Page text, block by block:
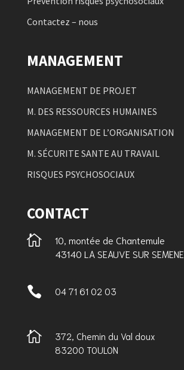
Contactez – nous
MANAGEMENT
MANAGEMENT DE PROJET
M. DES RESSOURCES HUMAINES
MANAGEMENT DE L’ORGANISATION
M. SÉCURITE SANTE AU TRAVAIL
RISQUES PSYCHOSOCIAUX
CONTACT

10, montée de Chantemule
43140 LA SEAUVE SUR SEMENE
 04 71 61 02 03

372, Chemin du Val doux
83200 TOULON